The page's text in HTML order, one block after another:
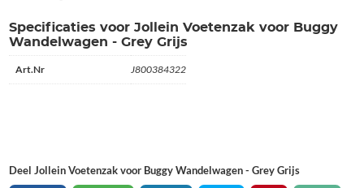
Specificaties voor Jollein Voetenzak voor Buggy
Wandelwagen - Grey Grijs
Art.Nr J800384322
Deel Jollein Voetenzak voor Buggy Wandelwagen - Grey Grijs